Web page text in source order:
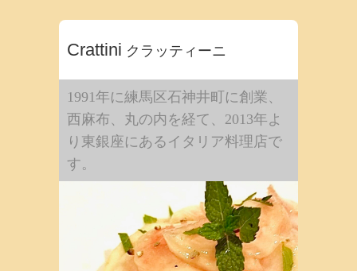
Crattini クラッティーニ
1991年に練馬区石神井町に創業、
西麻布、丸の内を経て、2013年よ
り東銀座にあるイタリア料理店で
す。